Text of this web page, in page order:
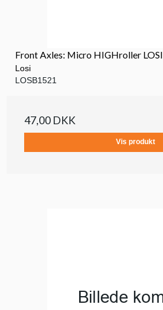
Front Axles: Micro HIGHroller LOSI
Losi
LOSB1521
47,00 DKK
Vis produkt